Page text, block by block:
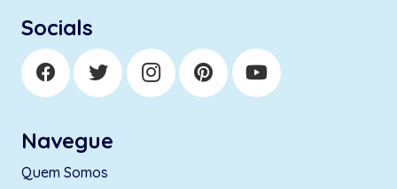
Socials
Navegue
Quem Somos